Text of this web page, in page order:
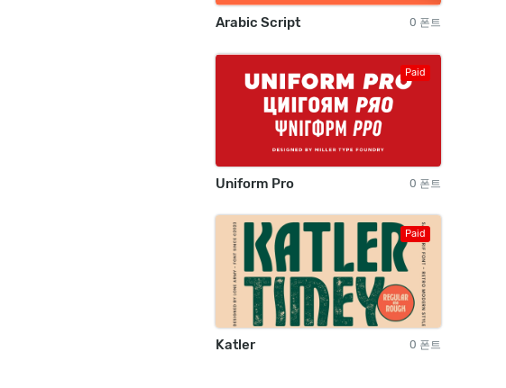
Arabic Script 0 폰트
Paid
Uniform Pro 0 폰트
Paid
Katler 0 폰트